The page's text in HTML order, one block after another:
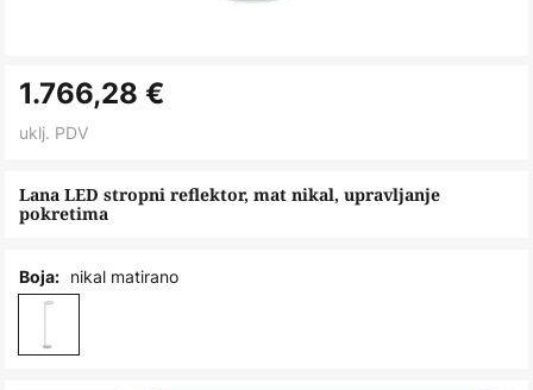
to
the
of
the
gallery
Lana LED stropni reflektor, mat nikal, upravljanje
pokretima
1.766,28 €
uklj. PDV
Boja: nikal matirano